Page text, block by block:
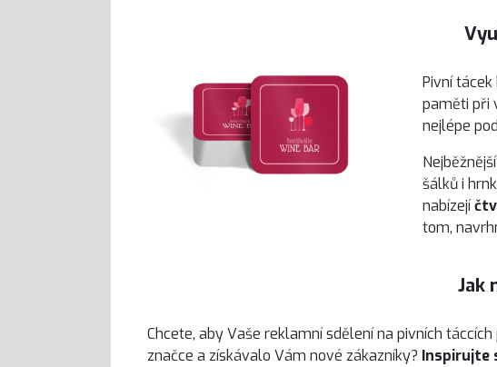
Pivní
paměti při
nejlépe
šálků i
nabízejí
tom,
Jak
Chcete, aby Vaše reklamní sdělení na pivních
značce a získávalo Vám nové zákazníky? Inspirujte